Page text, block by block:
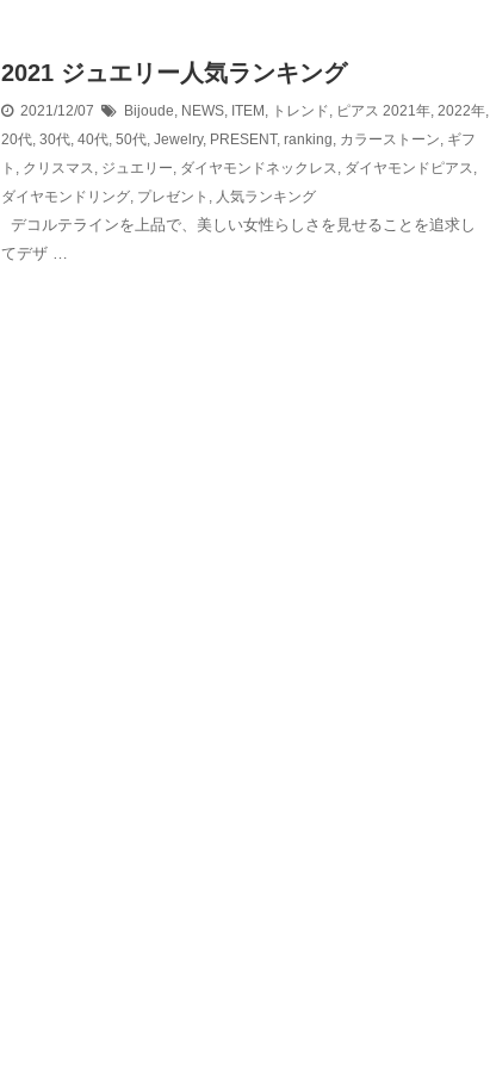
2021 ジュエリー人気ランキング
2021/12/07 Bijoude, NEWS, ITEM , トレンド, ピアス 2021年, 2022年,
20代, 30代, 40代, 50代, Jewelry, PRESENT, ranking, カラーストーン, ギフ
ト , クリスマス, ジュエリー, ダイヤモンドネックレス, ダイヤモンドピアス,
ダイヤモンドリング, プレゼント , 人気ランキング
デコルテラインを上品で、美しい女性らしさを見せることを追求し
てデザ …